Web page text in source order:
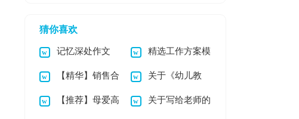
猜你喜欢
记忆深处作文 精选工作方案模
板集锦八篇
【精华】销售合
同集锦六篇
关于《幼儿教
育》心得体会范文锦
【推荐】母爱高 关于写给老师的